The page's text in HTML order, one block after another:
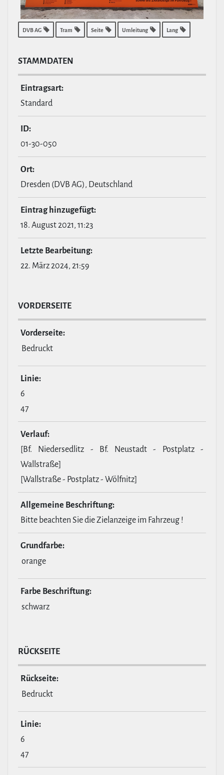
DVB AG Tram Seite Umleitung Lang
STAMM­DATEN
Ein­tragsart:
Standard
ID:
01-30-050
Ort:
Dresden (DVB AG), Deutschland
Eintrag hin­zu­ge­fügt:
18. August 2021, 11:23
Letzte Bear­bei­tung:
22. März 2024, 21:59
VOR­DER­SEITE
Vor­der­seite:
Bedruckt
Linie:
6
47
Verlauf:
[Bf. Niedersedlitz - Bf. Neustadt - Postplatz -
Wallstraße]
[Wallstraße - Postplatz - Wölfnitz]
All­ge­meine Beschrif­tung:
Bitte beachten Sie die Zielanzeige im Fahrzeug !
Grund­farbe:
orange
Farbe Beschrif­tung:
schwarz
RÜCKSEITE
Rückseite:
Bedruckt
Linie:
6
47